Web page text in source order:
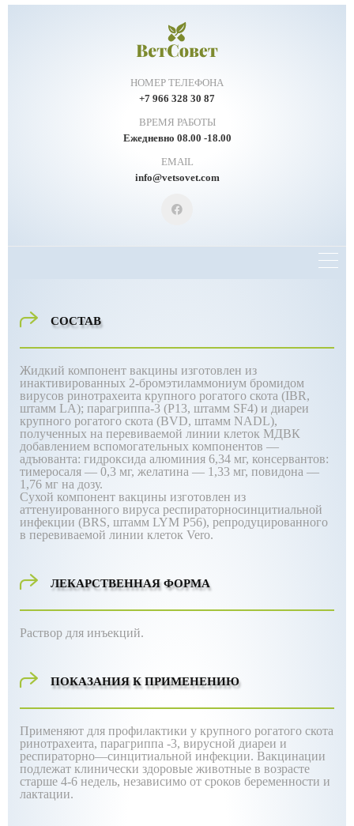
НОМЕР ТЕЛЕФОНА
+7 966 328 30 87
ВРЕМЯ РАБОТЫ
Ежедневно 08.00 -18.00
EMAIL
info@vetsovet.com
СОСТАВ
Жидкий компонент вакцины изготовлен из
инактивированных 2-бромэтиламмониум бромидом
вирусов ринотрахеита крупного рогатого скота (IBR,
штамм LA); парагриппа-3 (Р13, штамм SF4) и диареи
крупного рогатого скота (BVD, штамм NADL),
полученных на перевиваемой линии клеток МДВК
добавлением вспомогательных компонентов —
адъюванта: гидроксида алюминия 6,34 мг, консервантов:
тимеросаля — 0,3 мг, желатина — 1,33 мг, повидона —
1,76 мг на дозу.
Сухой компонент вакцины изготовлен из
аттенуированного вируса респираторносинцитиальной
инфекции (BRS, штамм LYM Р56), репродуцированного
в перевиваемой линии клеток Vero.
ЛЕКАРСТВЕННАЯ ФОРМА
Раствор для инъекций.
ПОКАЗАНИЯ К ПРИМЕНЕНИЮ
Применяют для профилактики у крупного рогатого скота
ринотрахеита, парагриппа -3, вирусной диареи и
респираторно—синцитиальной инфекции. Вакцинации
подлежат клинически здоровые животные в возрасте
старше 4-6 недель, независимо от сроков беременности и
лактации.